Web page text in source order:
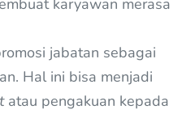
karyawan merasa
jabatan sebagai
Hal ini bisa menjadi
atau pengakuan kepada